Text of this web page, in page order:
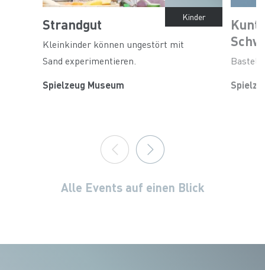
Kinder
Strandgut
Kleinkinder können ungestört mit
Sand experimentieren.
Spielzeug Museum
Alle Events auf einen Blick